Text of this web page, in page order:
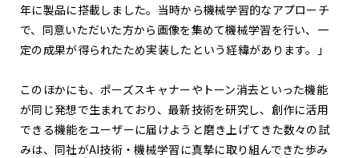
年に製品に搭載しました。当時から機械学習的なアプローチ
で、同意いただいた方から画像を集めて機械学習を行い、一
定の成果が得られたため実装したという経緯があります。」
このほかにも、ポーズスキャナーやトーン消去といった機能
が同じ発想で生まれており、最新技術を研究し、創作に活用
できる機能をユーザーに届けようと磨き上げてきた数々の試
みは、同社がAI技術・機械学習に真摯に取り組んできた歩み